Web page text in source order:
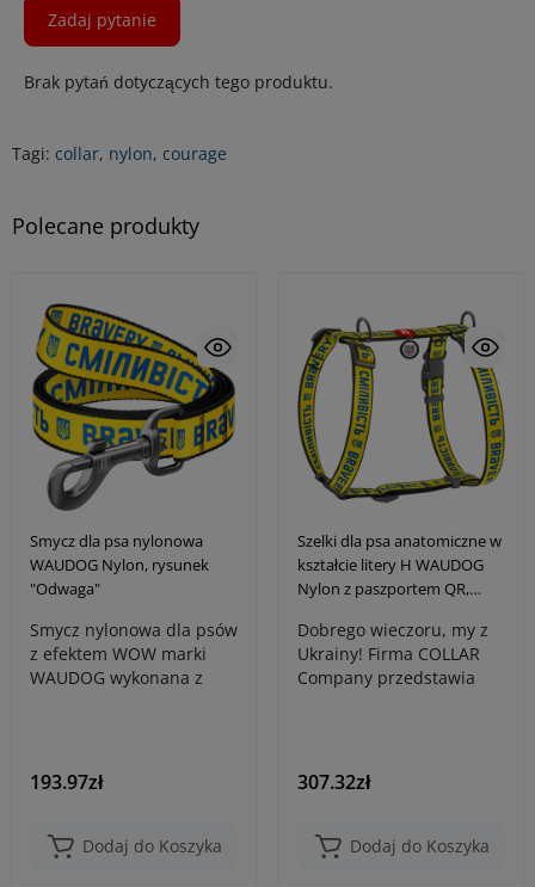
Zadaj pytanie
Brak pytań dotyczących tego produktu.
Tagi: collar, nylon, courage
Polecane produkty
Smycz dla psa nylonowa
WAUDOG Nylon, rysunek
"Odwaga"
Smycz nylonowa dla psów
z efektem WOW marki
WAUDOG wykonana z
193.97zł
Dodaj do Koszyka
Szelki dla psa anatomiczne w
kształcie litery H WAUDOG
Nylon z paszportem QR,
Dobrego wieczoru, my z
Ukrainy! Firma COLLAR
Company przedstawia
307.32zł
Dodaj do Koszyka